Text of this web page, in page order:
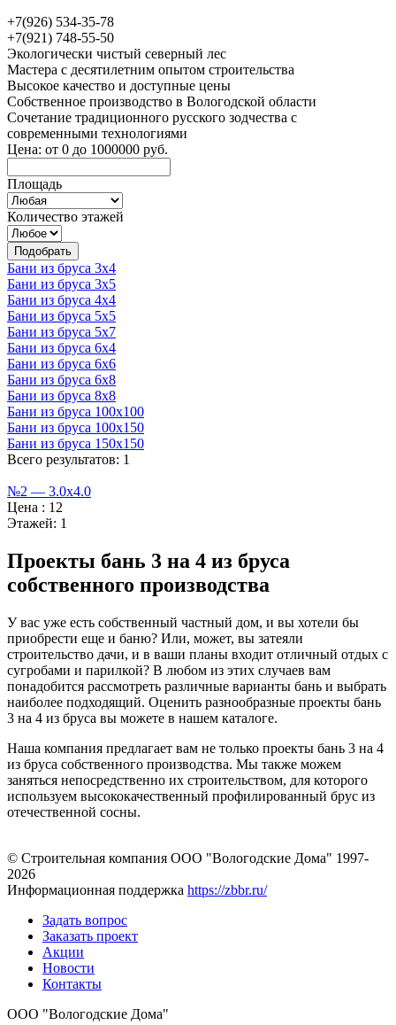
+7(926) 534-35-78
+7(921) 748-55-50
Экологически чистый северный лес
Мастера с десятилетним опытом строительства
Высокое качество и доступные цены
Собственное производство в Вологодской области
Сочетание традиционного русского зодчества с
современными технологиями
Цена: от 0 до 1000000 руб.
Площадь
Количество этажей
Бани из бруса 3х4
Бани из бруса 3х5
Бани из бруса 4х4
Бани из бруса 5х5
Бани из бруса 5х7
Бани из бруса 6х4
Бани из бруса 6х6
Бани из бруса 6х8
Бани из бруса 8х8
Бани из бруса 100х100
Бани из бруса 100х150
Бани из бруса 150х150
Всего результатов: 1
№2 — 3.0х4.0
Цена : 12
Этажей: 1
Проекты бань 3 на 4 из бруса
собственного производства
У вас уже есть собственный частный дом, и вы хотели бы
приобрести еще и баню? Или, может, вы затеяли
строительство дачи, и в ваши планы входит отличный отдых с
сугробами и парилкой? В любом из этих случаев вам
понадобится рассмотреть различные варианты бань и выбрать
наиболее подходящий. Оценить разнообразные проекты бань
3 на 4 из бруса вы можете в нашем каталоге.
Наша компания предлагает вам не только проекты бань 3 на 4
из бруса собственного производства. Мы также можем
заняться непосредственно их строительством, для которого
используем высококачественный профилированный брус из
отечественной сосны.
© Строительная компания ООО "Вологодские Дома" 1997-
2026
Информационная поддержка https://zbbr.ru/
Задать вопрос
Заказать проект
Акции
Новости
Контакты
ООО "Вологодские Дома"